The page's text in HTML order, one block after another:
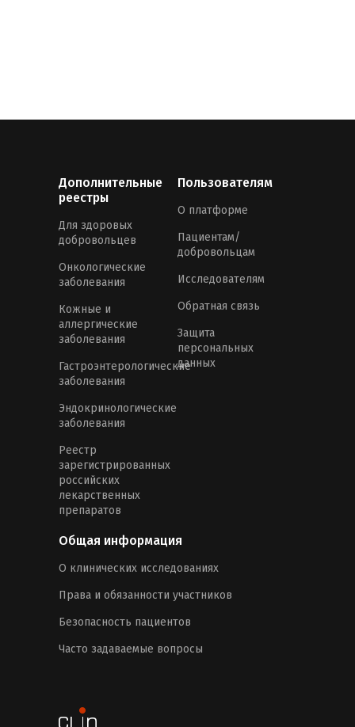
Дополнительные
реестры
Для здоровых
добровольцев
Онкологические
заболевания
Кожные и
аллергические
заболевания
Гастроэнтерологические
заболевания
Эндокринологические
заболевания
Реестр
зарегистрированных
российских
лекарственных
препаратов
Пользователям
О платформе
Пациентам/
добровольцам
Исследователям
Обратная связь
Защита
персональных
данных
Общая информация
О клинических исследованиях
Права и обязанности участников
Безопасность пациентов
Часто задаваемые вопросы